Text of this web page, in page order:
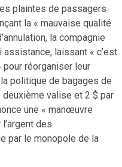
plaintes de passagers
la « mauvaise qualité
la compagnie
assistance, laissant « c’est
réorganiser leur
politique de bagages de
valise et 2 $ par
une « manœuvre
des
par le monopole de la